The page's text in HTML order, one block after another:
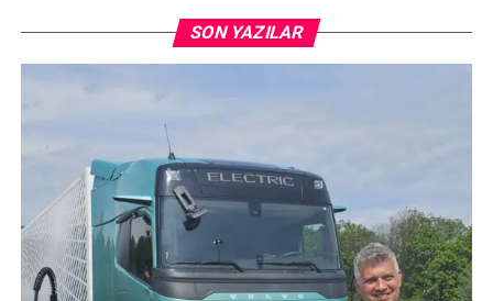
SON YAZILAR